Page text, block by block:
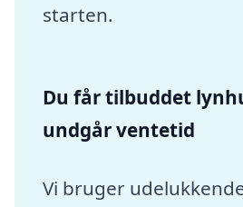
starten.
Du får tilbuddet
undgår ventetid
Vi bruger